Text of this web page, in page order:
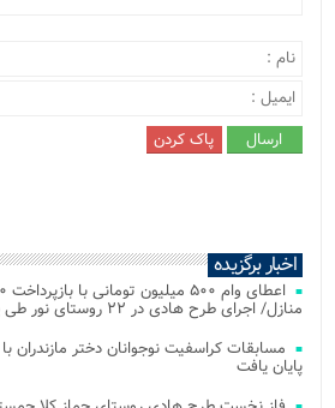
اخبار برگزیده
منازل/ اجرای طرح هادی در ۲۲ روستای نور طی یکسال گذشته
مسابقات کراسفیت نوجوانان دختر مازندران
پایان یافت